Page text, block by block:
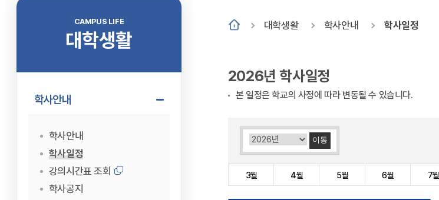
CAMPUS LIFE
대학생활
학사안내
학사안내
학사일정
강의시간표 조회
학사공지
대학생활 학사안내 학사일정
2026년 학사일정
본 일정은 학교의 사정에 따라 변동될 수 있습니다.
이동
3월 4월 5월 6월 7월